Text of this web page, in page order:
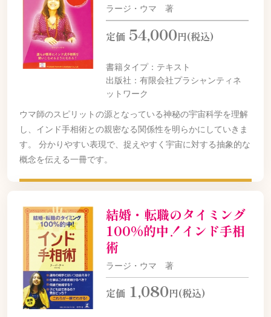
ラージ・ウマ 著
定価54,000円(税込)
書籍タイプ：テキスト
出版社：有限会社プラシャンティネ
ットワーク
ウマ師のスピリットの源となっている神秘の宇宙科学を理解
し、インド手相術との親密なる関係性を明らかにしていきま
す。 分かりやすい表現で、捉えやすく宇宙に対する抽象的な
概念を伝える一冊です。
結婚・転職のタイミング
100%的中！インド手相
術
ラージ・ウマ 著
定価1,080円(税込)